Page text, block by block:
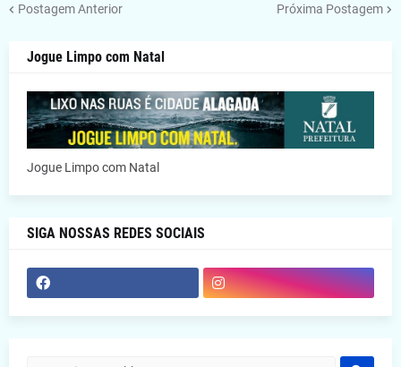
Postagem Anterior Próxima Postagem
Jogue Limpo com Natal
Jogue Limpo com Natal
SIGA NOSSAS REDES SOCIAIS